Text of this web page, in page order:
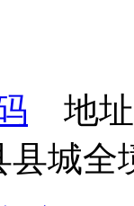
地址
县城全